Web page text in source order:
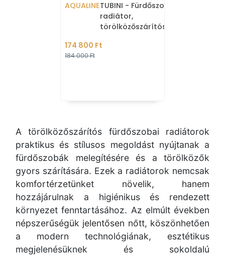
AQUALINETUBINI - Fürdőszobai
radiátor,
törölközőszárítós
59,6x178,2cm,
174 800 Ft
184 000 Ft
A törölközőszárítós fürdőszobai radiátorok
praktikus és stílusos megoldást nyújtanak a
fürdőszobák melegítésére és a törölközők
gyors szárítására. Ezek a radiátorok nemcsak
komfortérzetünket növelik, hanem
hozzájárulnak a higiénikus és rendezett
környezet fenntartásához. Az elmúlt években
népszerűségük jelentősen nőtt, köszönhetően
a modern technológiának, esztétikus
megjelenésüknek és sokoldalú